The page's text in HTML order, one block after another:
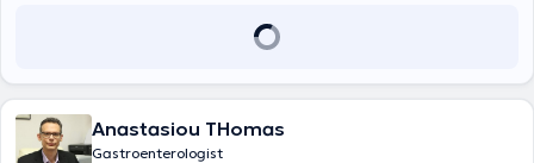
Anastasiou THomas
Gastroenterologist